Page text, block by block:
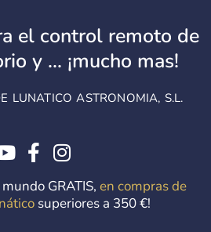
el control remoto de
y ... ¡mucho mas!
LUNATICO ASTRONOMIA, S.L.
GRATIS, en compras de
superiores a 350 €!